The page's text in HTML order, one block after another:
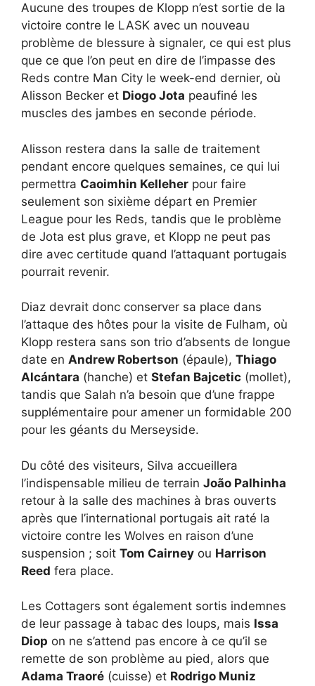
Aucune des troupes de Klopp n’est sortie de la
victoire contre le LASK avec un nouveau
problème de blessure à signaler, ce qui est plus
que ce que l’on peut en dire de l’impasse des
Reds contre Man City le week-end dernier, où
Alisson Becker et Diogo Jota peaufiné les
muscles des jambes en seconde période.
Alisson restera dans la salle de traitement
pendant encore quelques semaines, ce qui lui
permettra Caoimhin Kelleher pour faire
seulement son sixième départ en Premier
League pour les Reds, tandis que le problème
de Jota est plus grave, et Klopp ne peut pas
dire avec certitude quand l’attaquant portugais
pourrait revenir.
Diaz devrait donc conserver sa place dans
l’attaque des hôtes pour la visite de Fulham, où
Klopp restera sans son trio d’absents de longue
date en Andrew Robertson (épaule), Thiago
Alcántara (hanche) et Stefan Bajcetic (mollet),
tandis que Salah n’a besoin que d’une frappe
supplémentaire pour amener un formidable 200
pour les géants du Merseyside.
Du côté des visiteurs, Silva accueillera
l’indispensable milieu de terrain João Palhinha
retour à la salle des machines à bras ouverts
après que l’international portugais ait raté la
victoire contre les Wolves en raison d’une
suspension ; soit Tom Cairney ou Harrison
Reed fera place.
Les Cottagers sont également sortis indemnes
de leur passage à tabac des loups, mais Issa
Diop on ne s’attend pas encore à ce qu’il se
remette de son problème au pied, alors que
Adama Traoré (cuisse) et Rodrigo Muniz